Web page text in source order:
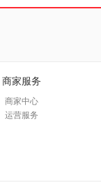
商家服务
商家中心
运营服务